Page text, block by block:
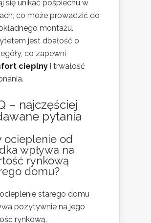
się unikać pośpiechu w
co może prowadzić do
montażu.
jest dbałość o
co zapewni
cieplny i trwałość
– najczęściej
pytania
ocieplenie od
wpływa na
rynkową
domu?
starego domu
pozytywnie na jego
rynkową.